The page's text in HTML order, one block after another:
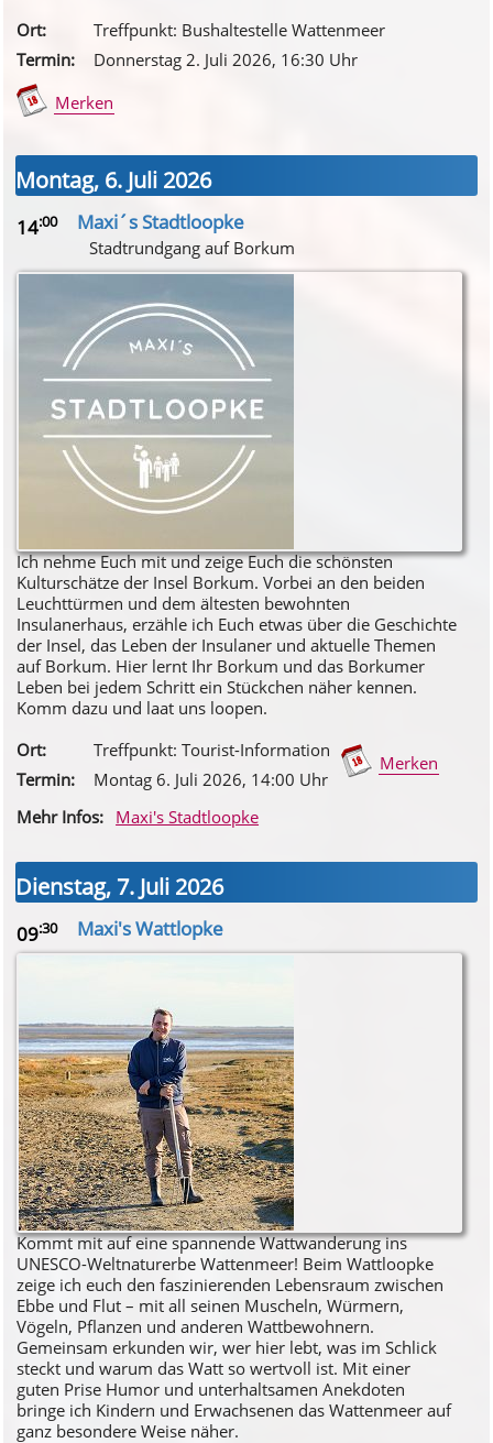
Ort:
Treffpunkt: Bushaltestelle Wattenmeer
Termin:
Donnerstag 2. Juli 2026, 16:30 Uhr
Merken
Montag, 6. Juli 2026
14:00 Maxi´s Stadtloopke
Stadtrundgang auf Borkum
Ich nehme Euch mit und zeige Euch die schönsten
Kulturschätze der Insel Borkum. Vorbei an den beiden
Leuchttürmen und dem ältesten bewohnten
Insulanerhaus, erzähle ich Euch etwas über die Geschichte
der Insel, das Leben der Insulaner und aktuelle Themen
auf Borkum. Hier lernt Ihr Borkum und das Borkumer
Leben bei jedem Schritt ein Stückchen näher kennen.
Komm dazu und laat uns loopen.
Ort:
Treffpunkt: Tourist-Information
Termin:
Montag 6. Juli 2026, 14:00 Uhr
Merken
Mehr Infos: Maxi's Stadtloopke
Dienstag, 7. Juli 2026
09:30 Maxi's Wattlopke
Kommt mit auf eine spannende Wattwanderung ins
UNESCO-Weltnaturerbe Wattenmeer! Beim Wattloopke
zeige ich euch den faszinierenden Lebensraum zwischen
Ebbe und Flut – mit all seinen Muscheln, Würmern,
Vögeln, Pflanzen und anderen Wattbewohnern.
Gemeinsam erkunden wir, wer hier lebt, was im Schlick
steckt und warum das Watt so wertvoll ist. Mit einer
guten Prise Humor und unterhaltsamen Anekdoten
bringe ich Kindern und Erwachsenen das Wattenmeer auf
ganz besondere Weise näher.